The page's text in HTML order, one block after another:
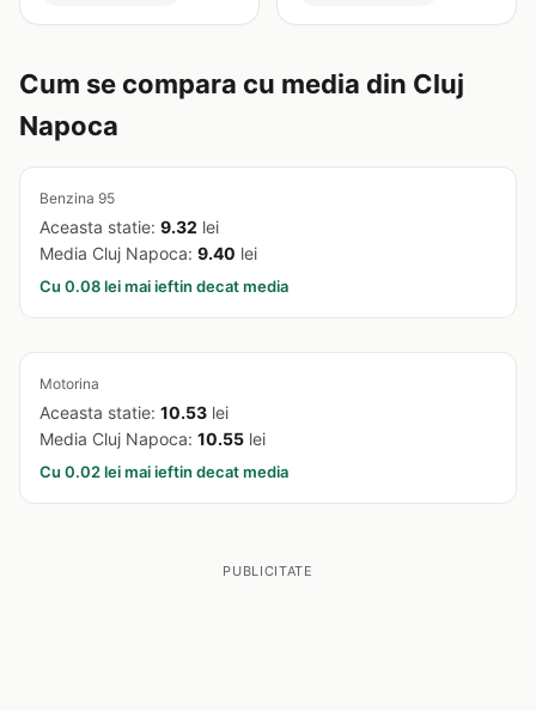
Cum se compara cu media din Cluj
Napoca
Benzina 95
Aceasta statie: 9.32 lei
Media Cluj Napoca: 9.40 lei
Cu 0.08 lei mai ieftin decat media
Motorina
Aceasta statie: 10.53 lei
Media Cluj Napoca: 10.55 lei
Cu 0.02 lei mai ieftin decat media
PUBLICITATE